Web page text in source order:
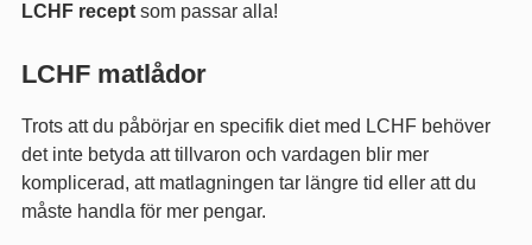
LCHF receptsom passar alla!
LCHF matlådor
Trots att du påbörjar en specifik diet med LCHF behöver
det inte betyda att tillvaron och vardagen blir mer
komplicerad, att matlagningen tar längre tid eller att du
måste handla för mer pengar.